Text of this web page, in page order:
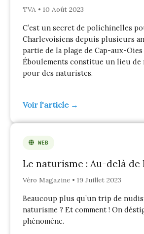
TVA • 10 Août 2023
C’est un secret de polichinelles
Charlevoisiens depuis plusieurs
partie de la plage de Cap-aux-Oies
Éboulements constitue un lieu de
pour des naturistes.
Voir l'article →
WEB
Le naturisme : Au-delà de
Véro Magazine • 19 Juillet 2023
Beaucoup plus qu’un trip de
naturisme ? Et comment ! On
phénomène.